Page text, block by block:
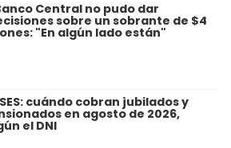
Central no pudo dar
sobre un sobrante de $4
"En algún lado están"
cuándo cobran jubilados y
en agosto de 2026,
el DNI